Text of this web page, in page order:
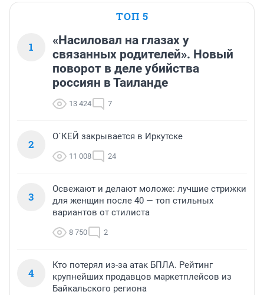
ТОП 5
1
«Насиловал на глазах у
связанных родителей». Новый
поворот в деле убийства
россиян в Таиланде
13 424 7
2
О`КЕЙ закрывается в Иркутске
11 008 24
3
Освежают и делают моложе: лучшие стрижки
для женщин после 40 — топ стильных
вариантов от стилиста
8 750 2
4
Кто потерял из-за атак БПЛА. Рейтинг
крупнейших продавцов маркетплейсов из
Байкальского региона